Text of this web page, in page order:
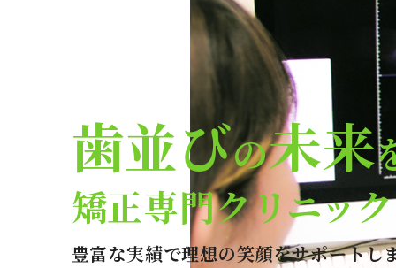
歯並びの未来
矯正専門クリニック
豊富な実績で理想の笑顔をサポートし